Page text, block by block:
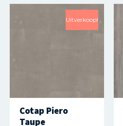
Uitverkoop!
Cotap Piero
Taupe